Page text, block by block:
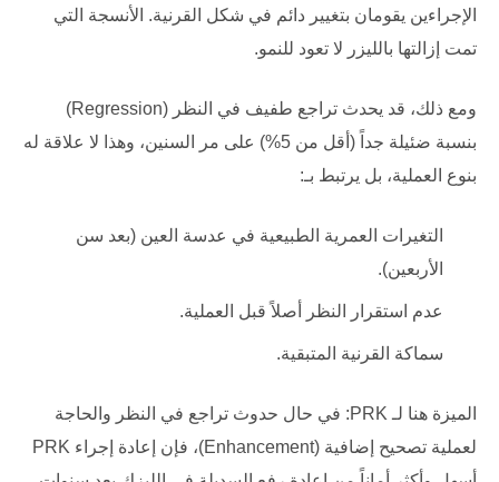
الإجراءين يقومان بتغيير دائم في شكل القرنية. الأنسجة التي
تمت إزالتها بالليزر لا تعود للنمو.
ومع ذلك، قد يحدث تراجع طفيف في النظر (Regression)
بنسبة ضئيلة جداً (أقل من 5%) على مر السنين، وهذا لا علاقة له
بنوع العملية، بل يرتبط بـ:
التغيرات العمرية الطبيعية في عدسة العين (بعد سن
الأربعين).
عدم استقرار النظر أصلاً قبل العملية.
سماكة القرنية المتبقية.
الميزة هنا لـ PRK: في حال حدوث تراجع في النظر والحاجة
لعملية تصحيح إضافية (Enhancement)، فإن إعادة إجراء PRK